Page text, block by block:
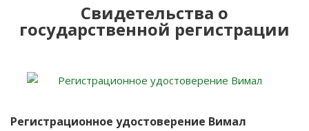
Свидетельства о
государственной регистрации
Регистрационное удостоверение Вимал